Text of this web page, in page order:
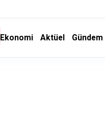
Ekonomi Aktüel Gündem